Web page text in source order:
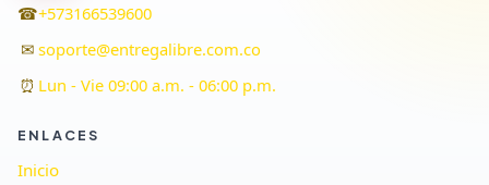
☎+573166539600
✉ soporte@entregalibre.com.co
⏰ Lun - Vie 09:00 a.m. - 06:00 p.m.
ENLACES
Inicio